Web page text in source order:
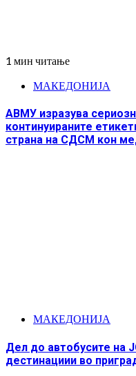
1 мин читање
МАКЕДОНИЈА
АВМУ изразува
континуираните
страна на СДСМ кон
МАКЕДОНИЈА
Дел до автобусите на
дестинациии во